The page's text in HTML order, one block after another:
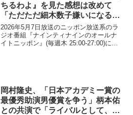
ちるわよ』を見た感想は改めて
「ただただ細木数子嫌いになる」
というものだったと告白
2026年5月7日放送のニッポン放送系のラ
ジオ番組『ナインティナインのオールナ
イトニッポン』(毎週木 25:00-27:00)に
岡村隆史、「日本アカデミー賞の
最優秀助演男優賞を争う」柄本佑
との共演で「ライバルとして、映